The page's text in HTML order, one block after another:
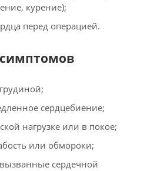
курение);
перед операцией.
сердцебиение;
нагрузке или в покое;
или обмороки;
сердечной